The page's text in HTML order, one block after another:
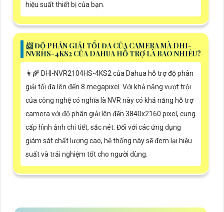
hiệu suất thiết bị của bạn.
📨 ĐỘ PHÂN GIẢI TỐI ĐA CỦA CAMERA MÀ DHI-
NVRHS-4KS2 CỦA DAHUA HỖ TRỢ LÀ BAO NHIÊU?
👩‍🌾 DHI-NVR2104HS-4KS2 của Dahua hỗ trợ độ phân
giải tối đa lên đến 8 megapixel. Với khả năng vượt trội
của công nghệ có nghĩa là NVR này có khả năng hỗ trợ
camera với độ phân giải lên đến 3840x2160 pixel, cung
cấp hình ảnh chi tiết, sắc nét. Đối với các ứng dụng
giám sát chất lượng cao, hệ thống này sẽ đem lại hiệu
suất và trải nghiệm tốt cho người dùng.